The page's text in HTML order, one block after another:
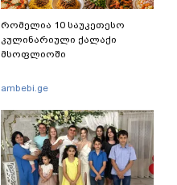
რომელია 10 საუკეთესო
კულინარიული ქალაქი
მსოფლიოში
ambebi.ge